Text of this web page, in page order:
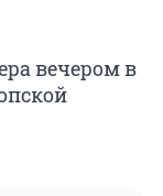
вечером в